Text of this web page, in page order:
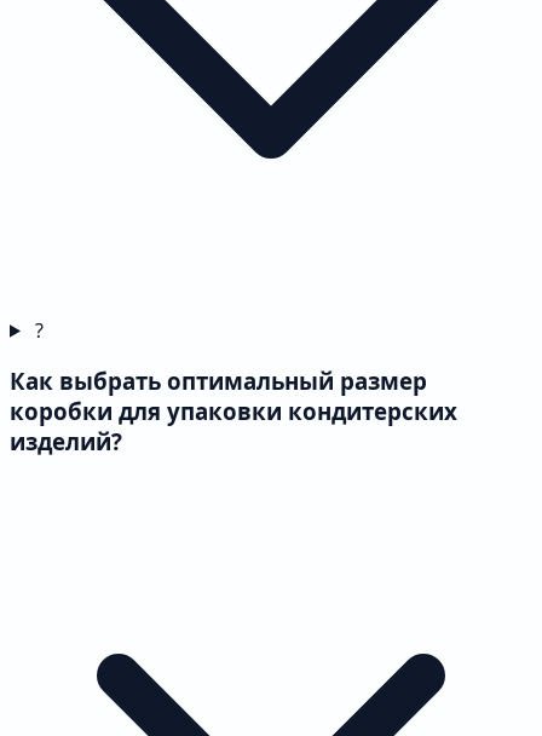
?
Как выбрать оптимальный размер
коробки для упаковки кондитерских
изделий?